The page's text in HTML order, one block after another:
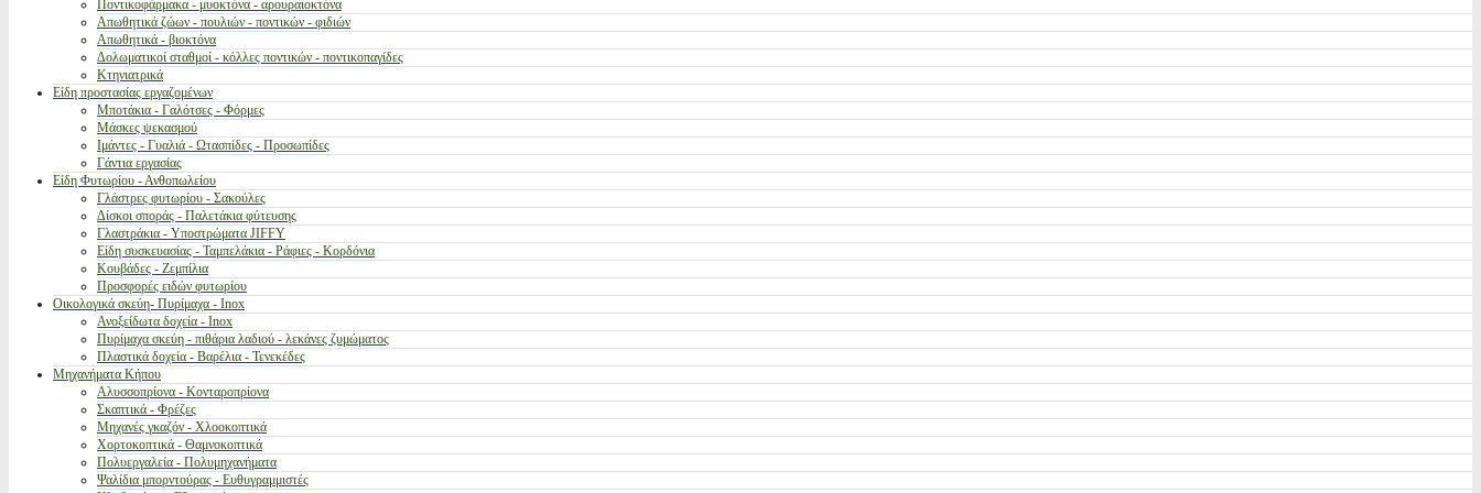
Ποντικοφάρμακα - μυοκτόνα - αρουραιοκτόνα
Απωθητικά ζώων - πουλιών - ποντικών - φιδιών
Απωθητικά - βιοκτόνα
Δολωματικοί σταθμοί - κόλλες ποντικών - ποντικοπαγίδες
Κτηνιατρικά
Είδη προστασίας εργαζομένων
Μποτάκια - Γαλότσες - Φόρμες
Μάσκες ψεκασμού
Ιμάντες - Γυαλιά - Ωτασπίδες - Προσωπίδες
Γάντια εργασίας
Είδη Φυτωρίου - Ανθοπωλείου
Γλάστρες φυτωρίου - Σακούλες
Δίσκοι σποράς - Παλετάκια φύτευσης
Γλαστράκια - Υποστρώματα JIFFY
Είδη συσκευασίας - Ταμπελάκια - Ράφιες - Κορδόνια
Κουβάδες - Ζεμπίλια
Προσφορές ειδών φυτωρίου
Οικολογικά σκεύη- Πυρίμαχα - Inox
Ανοξείδωτα δοχεία - Inox
Πυρίμαχα σκεύη - πιθάρια λαδιού - λεκάνες ζυμώματος
Πλαστικά δοχεία - Βαρέλια - Τενεκέδες
Μηχανήματα Κήπου
Αλυσσοπρίονα - Κονταροπρίονα
Σκαπτικά - Φρέζες
Μηχανές γκαζόν - Χλοοκοπτικά
Χορτοκοπτικά - Θαμνοκοπτικά
Πολυεργαλεία - Πολυμηχανήματα
Ψαλίδια μπορντούρας - Ευθυγραμμιστές